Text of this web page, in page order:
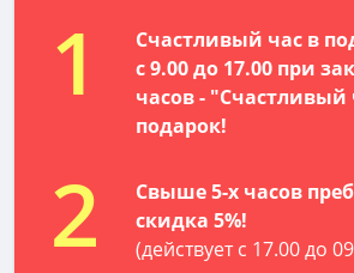
1
Счастливый час в
c 9.00 до 17.00 при
часов - "Счастливый
подарок!
2
Свыше 5-х часов
скидка 5%!
(действует с 17.00 до